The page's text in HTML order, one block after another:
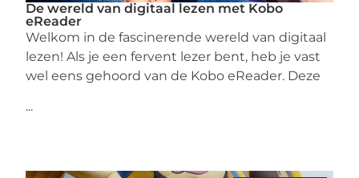
De wereld van digitaal lezen met Kobo
eReader
Welkom in de fascinerende wereld van digitaal
lezen! Als je een fervent lezer bent, heb je vast
wel eens gehoord van de Kobo eReader. Deze
...